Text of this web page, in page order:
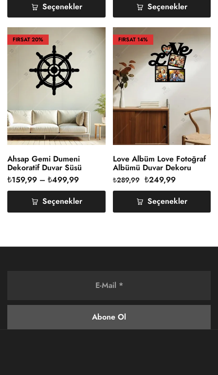
Seçenekler
Seçenekler
FIRSAT20%
Ahsap Gemi Dumeni
Dekoratif Duvar Süsü
₺159,99 – ₺499,99
Seçenekler
FIRSAT14%
Love Albüm Love Fotoğraf
Albümü Duvar Dekoru
Ahşap
₺289,99 ₺249,99
Seçenekler